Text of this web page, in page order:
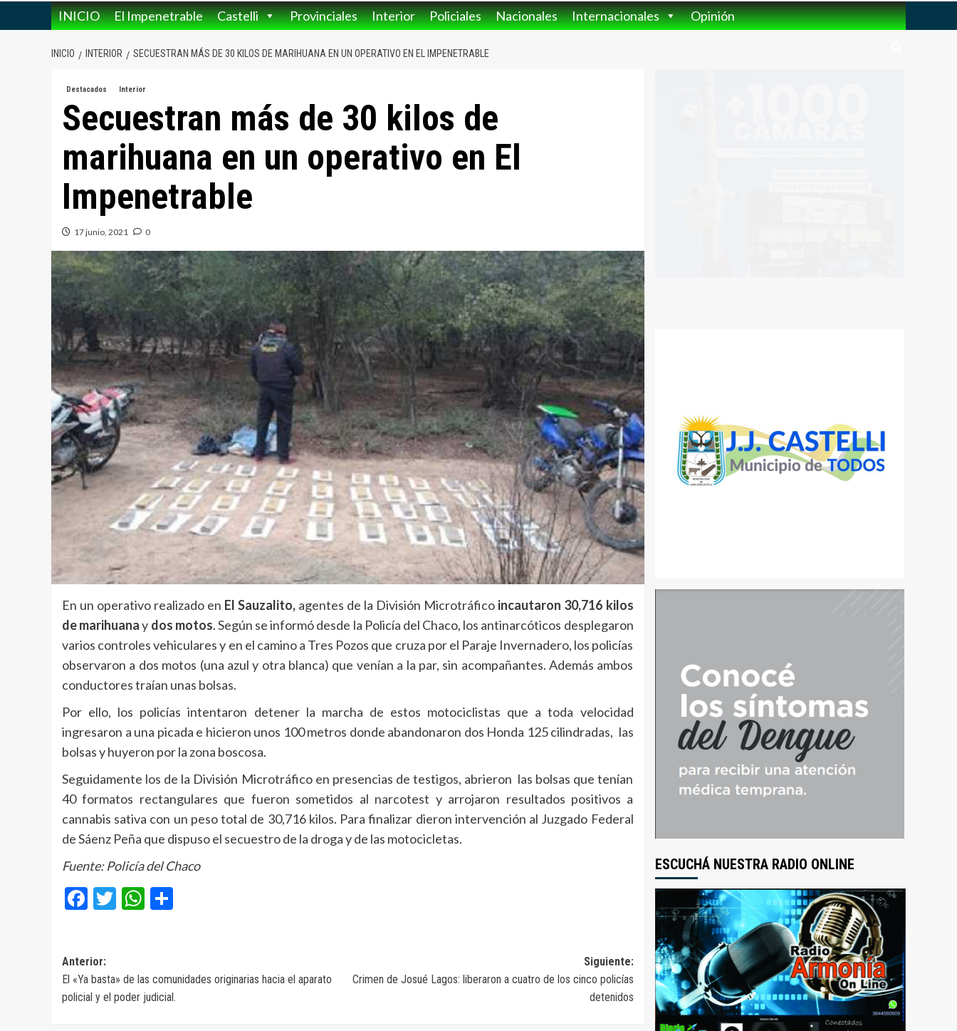
INICIO El Impenetrable Castelli Provinciales Interior Policiales Nacionales Internacionales Opinión
INICIO INTERIOR SECUESTRAN MÁS DE 30 KILOS DE MARIHUANA EN UN OPERATIVO EN EL IMPENETRABLE
Destacados Interior
Secuestran más de 30 kilos de
marihuana en un operativo en El
Impenetrable
17 junio, 2021 0
En un operativo realizado en El Sauzalito, agentes de la División Microtráfico incautaron 30,716 kilos
de marihuanay dos motos. Según se informó desde la Policía del Chaco, los antinarcóticos desplegaron
varios controles vehiculares y en el camino a Tres Pozos que cruza por el Paraje Invernadero, los policías
observaron a dos motos (una azul y otra blanca) que venían a la par, sin acompañantes. Además ambos
conductores traían unas bolsas.
Por ello, los policías intentaron detener la marcha de estos motociclistas que a toda velocidad
ingresaron a una picada e hicieron unos 100 metros donde abandonaron dos Honda 125 cilindradas, las
bolsas y huyeron por la zona boscosa.
Seguidamente los de la División Microtráfico en presencias de testigos, abrieron las bolsas que tenían
40 formatos rectangulares que fueron sometidos al narcotest y arrojaron resultados positivos a
cannabis sativa con un peso total de 30,716 kilos. Para finalizar dieron intervención al Juzgado Federal
de Sáenz Peña que dispuso el secuestro de la droga y de las motocicletas.
Fuente: Policía del Chaco
Facebook
TwitterWhatsApp
Navegación
de
entradas
Anterior:
El «Ya basta» de las comunidades originarias hacia el aparato
policial y el poder judicial.
Siguiente:
Crimen de Josué Lagos: liberaron a cuatro de los cinco policías
detenidos
ESCUCHÁ NUESTRA RADIO ONLINE